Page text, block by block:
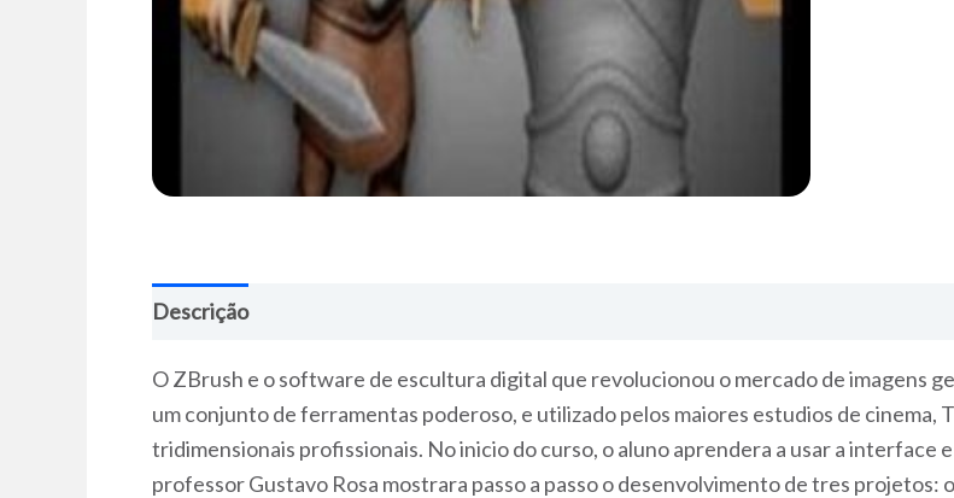
Descrição
O ZBrush e o software de escultura digital que revolucionou o mercado de imagens
um conjunto de ferramentas poderoso, e utilizado pelos maiores estudios de cinema,
tridimensionais profissionais. No inicio do curso, o aluno aprendera a usar a interface
professor Gustavo Rosa mostrara passo a passo o desenvolvimento de tres projetos: